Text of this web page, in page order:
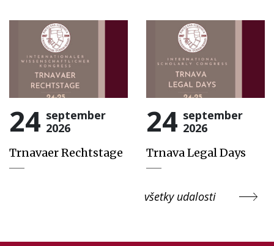
24 september
2026
Trnavaer Rechtstage
24 september
2026
Trnava Legal Days
všetky udalosti